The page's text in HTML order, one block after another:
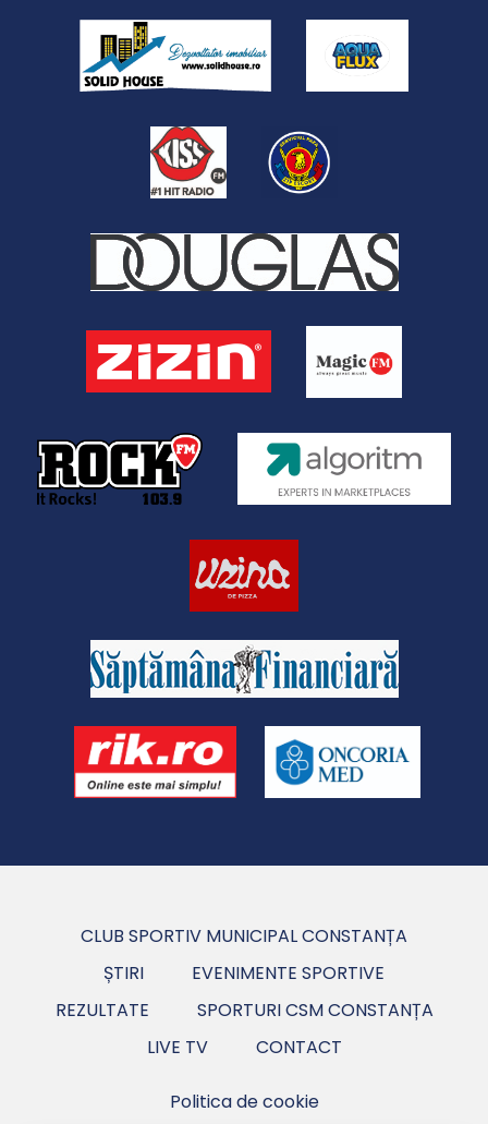
CLUB SPORTIV MUNICIPAL CONSTANȚA
ȘTIRI
EVENIMENTE SPORTIVE
REZULTATE
SPORTURI CSM CONSTANȚA
LIVE TV
CONTACT
Politica de cookie